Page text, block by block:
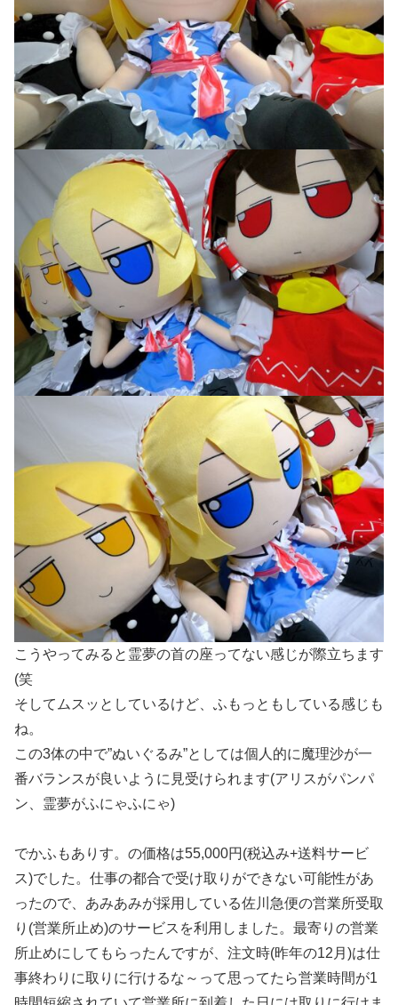
こうやってみると霊夢の首の座ってない感じが際立ちます
(笑
そしてムスッとしているけど、ふもっともしている感じも
ね。
この3体の中で”ぬいぐるみ”としては個人的に魔理沙が一
番バランスが良いように見受けられます(アリスがパンパ
ン、霊夢がふにゃふにゃ)
でかふもありす。の価格は55,000円(税込み+送料サービ
ス)でした。仕事の都合で受け取りができない可能性があ
ったので、あみあみが採用している佐川急便の営業所受取
り(営業所止め)のサービスを利用しました。最寄りの営業
所止めにしてもらったんですが、注文時(昨年の12月)は仕
事終わりに取りに行けるな～って思ってたら営業時間が1